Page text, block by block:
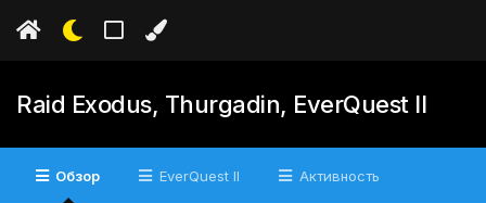
Raid Exodus, Thurgadin, EverQuest II
Обзор EverQuest II Активность